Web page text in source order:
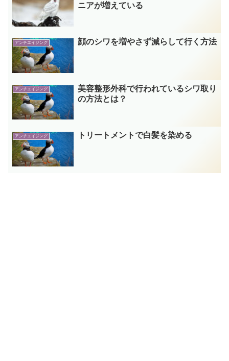
ニアが増えている
アンチエイジング 顔のシワを増やさず減らして行く方法
アンチエイジング
美容整形外科で行われているシワ取り
の方法とは？
アンチエイジング トリートメントで白髪を染める